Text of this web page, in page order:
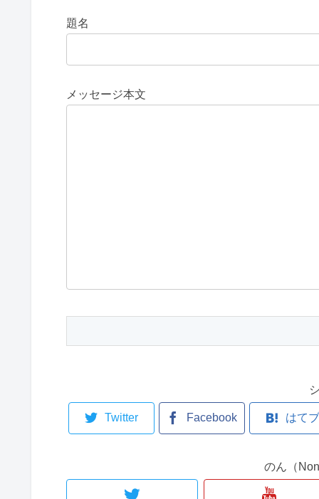
題名
メッセージ本文
Twitter Facebook はてブ
のん（